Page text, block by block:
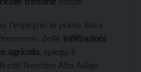
l’impegno in prima linea
delle infiltrazioni
agricolo , spiega il
Trentino Alto Adige